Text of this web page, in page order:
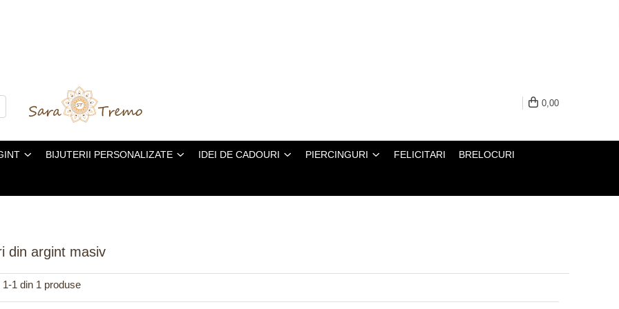
0,00
BIJUTERII PERSONALIZATE IDEI DE CADOURI PIERCINGURI FELICITARI BRELOCURI
din argint masiv
1-1 din 1 produse